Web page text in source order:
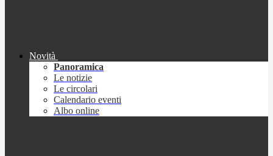
Novità
Panoramica
Le notizie
Le circolari
Calendario eventi
Albo online